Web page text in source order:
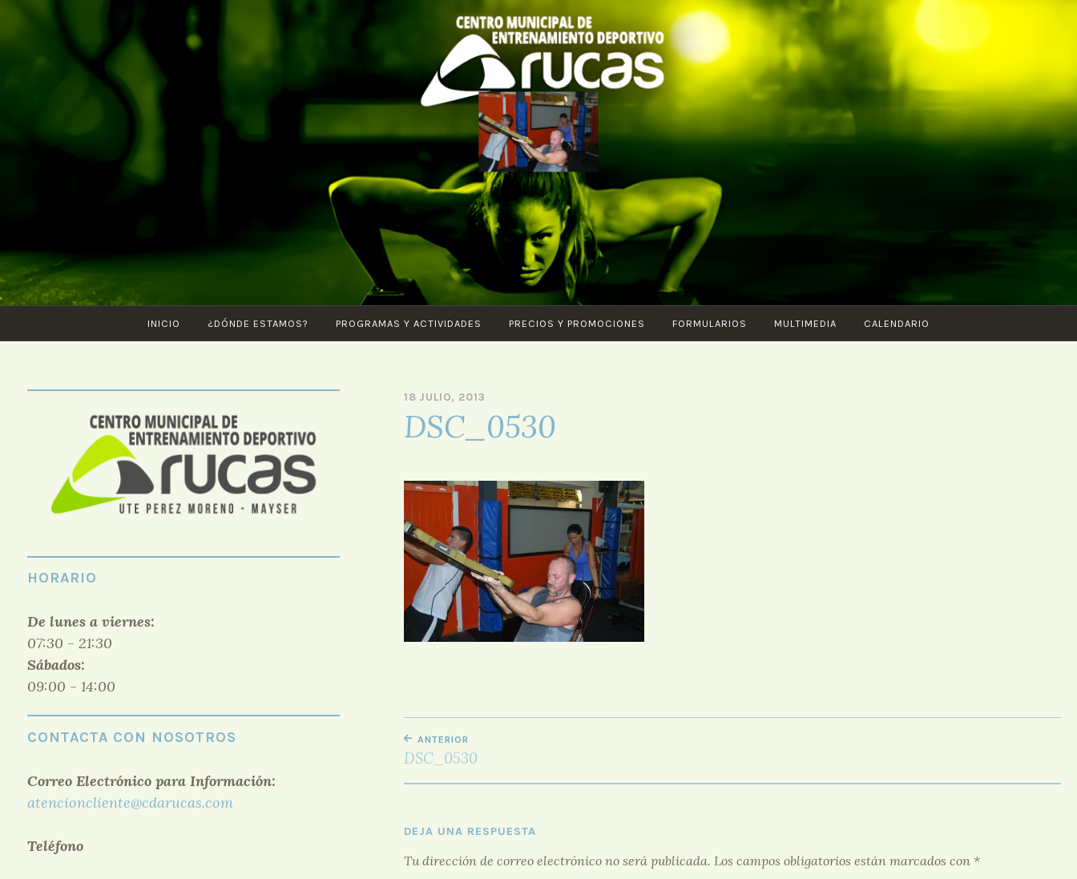
contenido
CENTRO DE
ENTRENAMIENTO
DEPORTIVO
ARUCAS
Piscina – Fitness
– Entrenamiento
funcional –
Karate – Pilates –
Ciclo Indoor –
INICIO ¿DÓNDE ESTAMOS? PROGRAMAS Y ACTIVIDADES PRECIOS Y PROMOCIONES FORMULARIOS MULTIMEDIA CALENDARIO
18 JULIO, 2013
O
R
N
I
S
T
R
A
D
O
R
DSC_0530
NAVEGACIÓN
DE
ENTRADAS
ANTERIOR
DSC_0530
DEJA UNA RESPUESTA
Tu dirección de correo electrónico no será publicada. Los campos obligatorios están marcados con *
HORARIO
De lunes a viernes:
07:30 - 21:30
Sábados:
09:00 - 14:00
CONTACTA CON NOSOTROS
Correo Electrónico para Información:
atencioncliente@cdarucas.com
Teléfono